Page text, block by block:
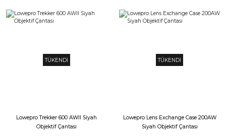
TÜKENDİ
Lowepro Trekker 600 AWII Siyah
Objektif Çantası
TÜKENDİ
Lowepro Lens Exchange Case 200AW
Siyah Objektif Çantası